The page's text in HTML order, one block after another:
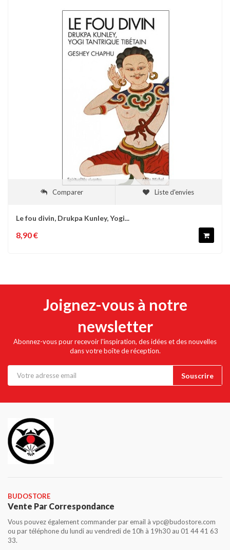
Comparer Liste d'envies
Le fou divin, Drukpa Kunley, Yogi...
8,90 €
Joignez-vous à notre
newsletter
Abonnez-vous pour recevoir l'inspiration, des idées et des nouvelles
dans votre boîte de réception.
BUDOSTORE
Vente Par Correspondance
Vous pouvez également commander par email à vpc@budostore.com
ou par téléphone du lundi au vendredi de 10h à 19h30 au 01 44 41 63
33.